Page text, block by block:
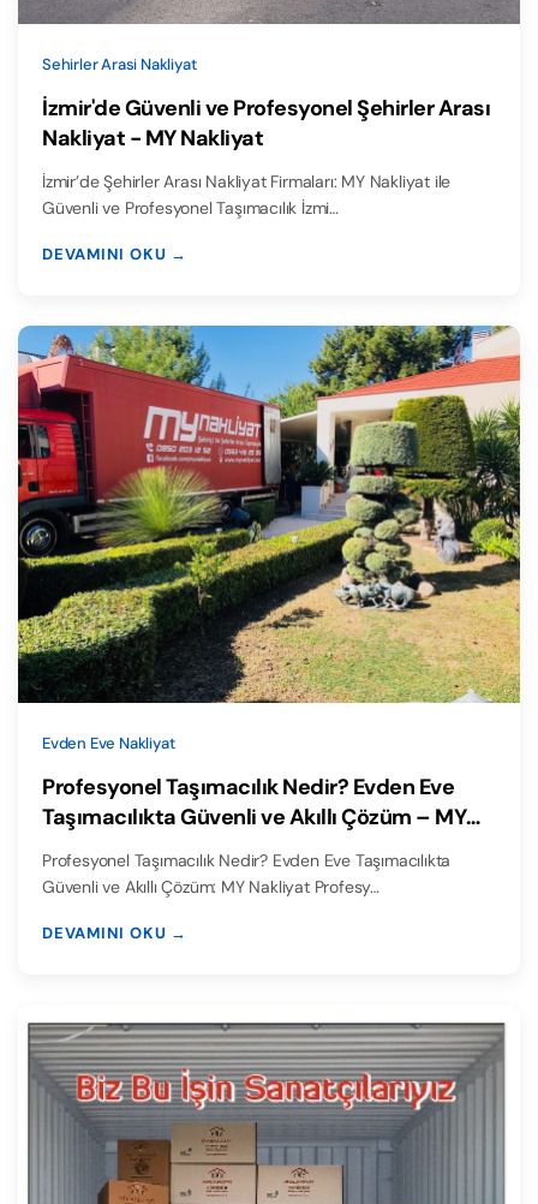
Sehirler Arasi Nakliyat
İzmir'de Güvenli ve Profesyonel Şehirler Arası
Nakliyat - MY Nakliyat
İzmir’de Şehirler Arası Nakliyat Firmaları: MY Nakliyat ile
Güvenli ve Profesyonel Taşımacılık İzmi…
DEVAMINI OKU →
Evden Eve Nakliyat
Profesyonel Taşımacılık Nedir? Evden Eve
Taşımacılıkta Güvenli ve Akıllı Çözüm – MY
Profesyonel Taşımacılık Nedir? Evden Eve Taşımacılıkta
Güvenli ve Akıllı Çözüm: MY Nakliyat Profesy…
DEVAMINI OKU →